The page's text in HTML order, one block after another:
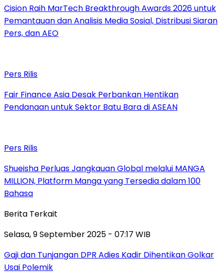
Cision Raih MarTech Breakthrough Awards 2026 untuk
Pemantauan dan Analisis Media Sosial, Distribusi Siaran
Pers, dan AEO
Pers Rilis
Fair Finance Asia Desak Perbankan Hentikan
Pendanaan untuk Sektor Batu Bara di ASEAN
Pers Rilis
Shueisha Perluas Jangkauan Global melalui MANGA
MILLION, Platform Manga yang Tersedia dalam 100
Bahasa
Berita Terkait
Selasa, 9 September 2025 - 07:17 WIB
Gaji dan Tunjangan DPR Adies Kadir Dihentikan Golkar
Usai Polemik